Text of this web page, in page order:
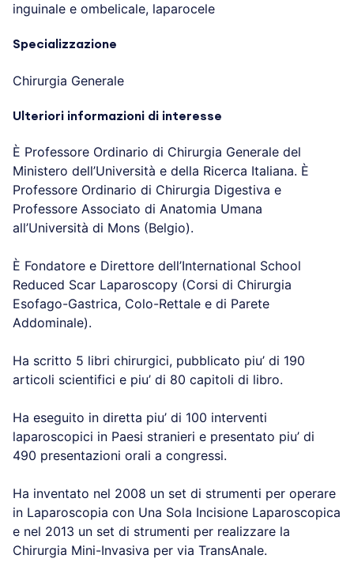
inguinale e ombelicale, laparocele
Specializzazione
Chirurgia Generale
Ulteriori informazioni di interesse
È Professore Ordinario di Chirurgia Generale del
Ministero dell’Università e della Ricerca Italiana. È
Professore Ordinario di Chirurgia Digestiva e
Professore Associato di Anatomia Umana
all’Università di Mons (Belgio).
È Fondatore e Direttore dell’International School
Reduced Scar Laparoscopy (Corsi di Chirurgia
Esofago-Gastrica, Colo-Rettale e di Parete
Addominale).
Ha scritto 5 libri chirurgici, pubblicato piu’ di 190
articoli scientifici e piu’ di 80 capitoli di libro.
Ha eseguito in diretta piu’ di 100 interventi
laparoscopici in Paesi stranieri e presentato piu’ di
490 presentazioni orali a congressi.
Ha inventato nel 2008 un set di strumenti per operare
in Laparoscopia con Una Sola Incisione Laparoscopica
e nel 2013 un set di strumenti per realizzare la
Chirurgia Mini-Invasiva per via TransAnale.